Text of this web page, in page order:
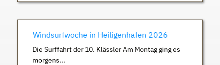
Windsurfwoche in Heiligenhafen 2026
Die Surffahrt der 10. Klässler Am Montag ging es
morgens...